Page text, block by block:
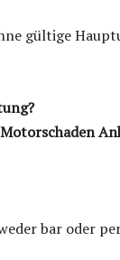
gültige
Motorschaden
bar oder